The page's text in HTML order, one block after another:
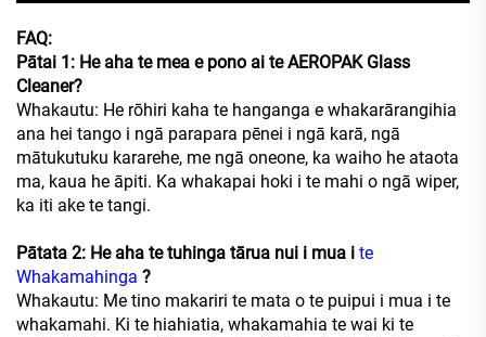
FAQ:
Pātai 1: He aha te mea e pono ai te AEROPAK Glass
Cleaner?
Whakautu: He rōhiri kaha te hanganga e whakarārangihia
ana hei tango i ngā parapara pēnei i ngā karā, ngā
mātukutuku kararehe, me ngā oneone, ka waiho he ataota
ma, kaua he āpiti. Ka whakapai hoki i te mahi o ngā wiper,
ka iti ake te tangi.
Pātata 2: He aha te tuhinga tārua nui i mua i te
Whakamahinga ?
Whakautu: Me tino makariri te mata o te puipui i mua i te
whakamahi. Ki te hiahiatia, whakamahia te wai ki te